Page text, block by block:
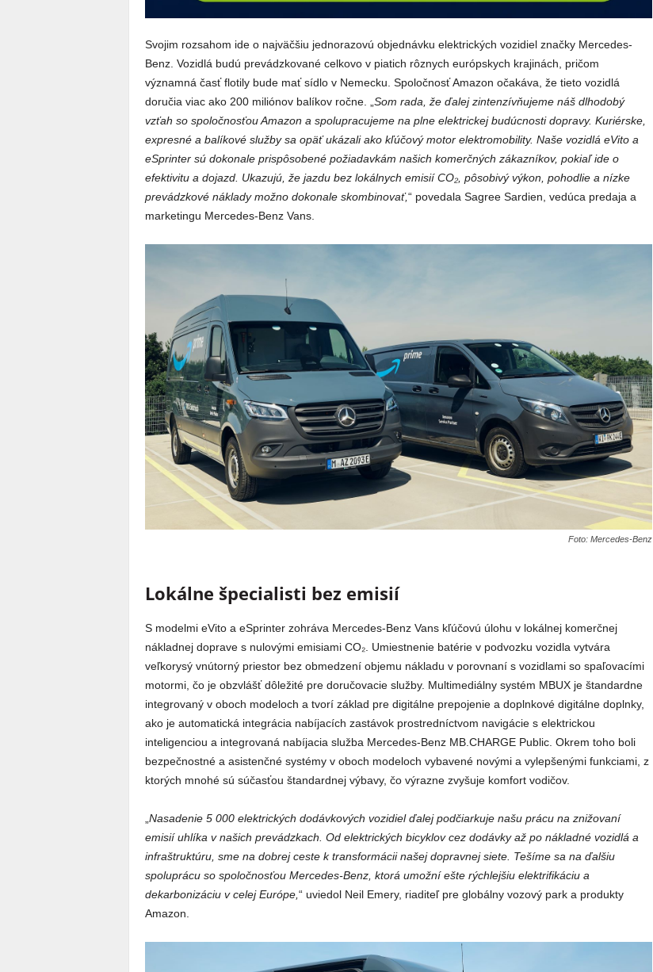
Svojim rozsahom ide o najväčšiu jednorazovú objednávku elektrických vozidiel značky Mercedes-
Benz. Vozidlá budú prevádzkované celkovo v piatich rôznych európskych krajinách, pričom
významná časť flotily bude mať sídlo v Nemecku. Spoločnosť Amazon očakáva, že tieto vozidlá
doručia viac ako 200 miliónov balíkov ročne. „ Som rada, že ďalej zintenzívňujeme náš dlhodobý
vzťah so spoločnosťou Amazon a spolupracujeme na plne elektrickej budúcnosti dopravy. Kuriérske,
expresné a balíkové služby sa opäť ukázali ako kľúčový motor elektromobility. Naše vozidlá eVito a
eSprinter sú dokonale prispôsobené požiadavkám našich komerčných zákazníkov, pokiaľ ide o
efektivitu a dojazd. Ukazujú, že jazdu bez lokálnych emisií CO₂, pôsobivý výkon, pohodlie a nízke
prevádzkové náklady možno dokonale skombinovať,“ povedala Sagree Sardien, vedúca predaja a
marketingu Mercedes-Benz Vans.
Foto: Mercedes-Benz
Lokálne špecialisti bez emisií
S modelmi eVito a eSprinter zohráva Mercedes-Benz Vans kľúčovú úlohu v lokálnej komerčnej
nákladnej doprave s nulovými emisiami CO₂. Umiestnenie batérie v podvozku vozidla vytvára
veľkorysý vnútorný priestor bez obmedzení objemu nákladu v porovnaní s vozidlami so spaľovacími
motormi, čo je obzvlášť dôležité pre doručovacie služby. Multimediálny systém MBUX je štandardne
integrovaný v oboch modeloch a tvorí základ pre digitálne prepojenie a doplnkové digitálne doplnky,
ako je automatická integrácia nabíjacích zastávok prostredníctvom navigácie s elektrickou
inteligenciou a integrovaná nabíjacia služba Mercedes-Benz MB.CHARGE Public. Okrem toho boli
bezpečnostné a asistenčné systémy v oboch modeloch vybavené novými a vylepšenými funkciami, z
ktorých mnohé sú súčasťou štandardnej výbavy, čo výrazne zvyšuje komfort vodičov.
Nasadenie 5 000 elektrických dodávkových vozidiel ďalej podčiarkuje našu prácu na znižovaní
emisií uhlíka v našich prevádzkach. Od elektrických bicyklov cez dodávky až po nákladné vozidlá a
infraštruktúru, sme na dobrej ceste k transformácii našej dopravnej siete. Tešíme sa na ďalšiu
spoluprácu so spoločnosťou Mercedes-Benz, ktorá umožní ešte rýchlejšiu elektrifikáciu a
dekarbonizáciu v celej Európe, “ uviedol Neil Emery, riaditeľ pre globálny vozový park a produkty
Amazon.